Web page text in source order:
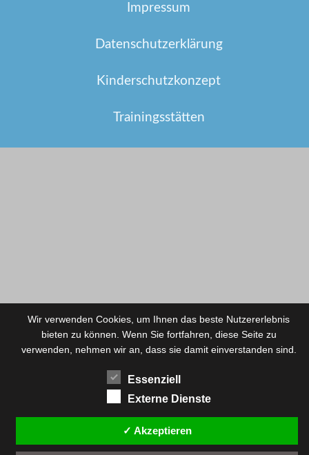
Impressum
Datenschutzerklärung
Kinderschutzkonzept
Trainingsstätten
Wir verwenden Cookies, um Ihnen das beste Nutzererlebnis
bieten zu können. Wenn Sie fortfahren, diese Seite zu
verwenden, nehmen wir an, dass sie damit einverstanden sind.
Essenziell
Externe Dienste
✓ Akzeptieren